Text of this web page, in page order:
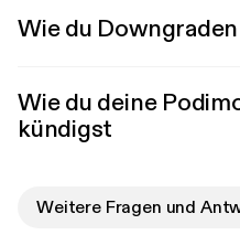
Wie du
Wie du deine
kündigst
Weitere Fragen und